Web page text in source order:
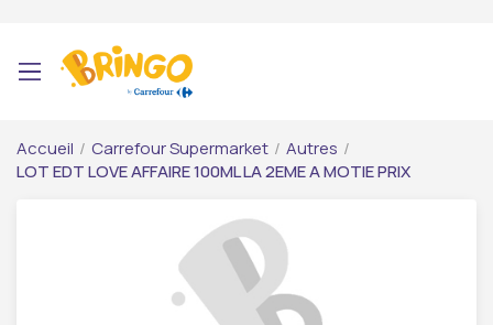
Accueil / Carrefour Supermarket / Autres /
LOT EDT LOVE AFFAIRE 100ML LA 2EME A MOTIE PRIX